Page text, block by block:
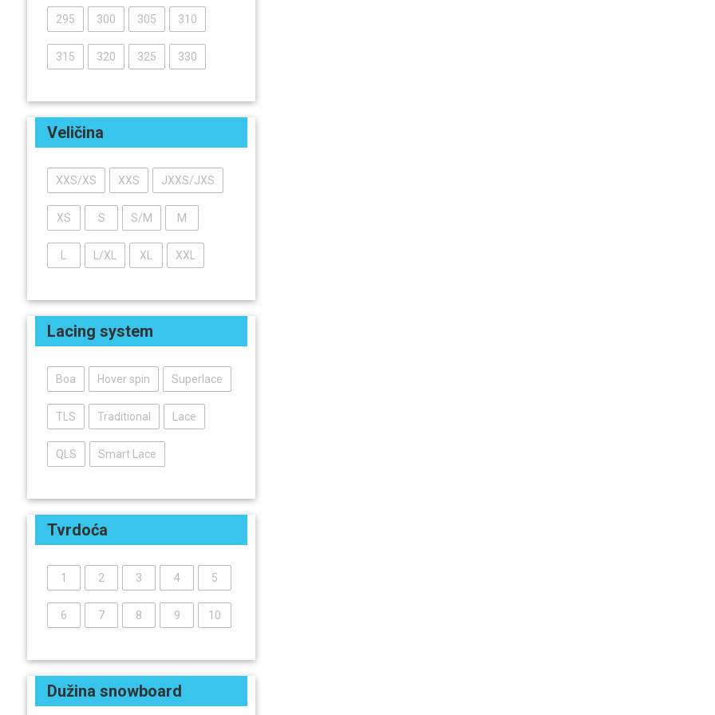
295 300 305 310
315 320 325 330
Veličina
XXS/XS XXS JXXS/JXS
XS S S/M M
L/XL XL XXL
Lacing system
Boa Hover spin Superlace
TLS Traditional Lace
QLS Smart Lace
Tvrdoća
1 2 3 4 5
6 7 8 9 10
Dužina snowboard